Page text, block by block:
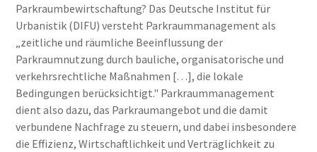
Parkraumbewirtschaftung? Das Deutsche Institut für
Urbanistik (DIFU) versteht Parkraummanagement als
„zeitliche und räumliche Beeinflussung der
Parkraumnutzung durch bauliche, organisatorische und
verkehrsrechtliche Maßnahmen […], die lokale
Bedingungen berücksichtigt." Parkraummanagement
dient also dazu, das Parkraumangebot und die damit
verbundene Nachfrage zu steuern, und dabei insbesondere
die Effizienz, Wirtschaftlichkeit und Verträglichkeit zu